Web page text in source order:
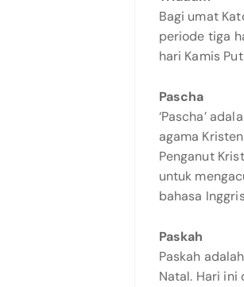
Bagi umat
periode tiga
hari Kamis
Pascha
‘Pascha’
agama
Penganut
untuk
bahasa
Paskah
Paskah
Natal. Hari ini